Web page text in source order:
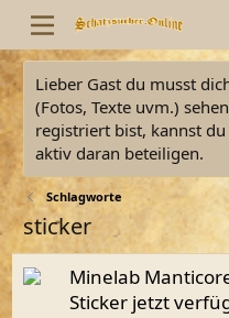
Lieber Gast du musst
(Fotos, Texte uvm.)
registriert bist, kannst
aktiv daran beteiligen.
Schlagworte
sticker
Minelab
Sticker jetzt